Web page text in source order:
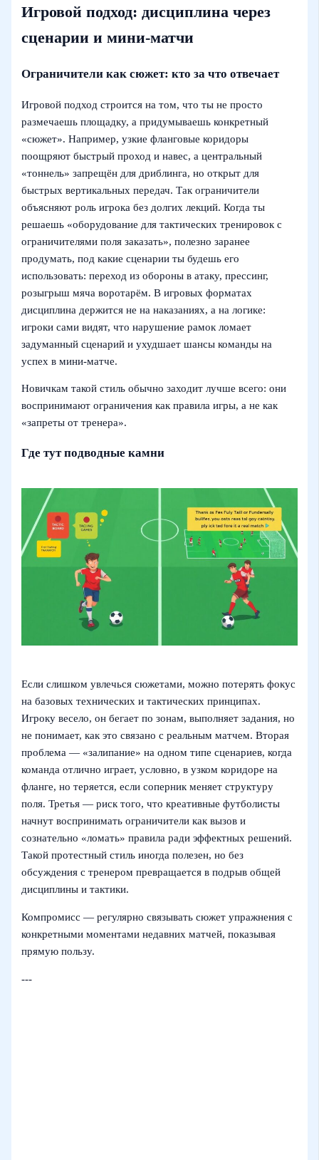
Игровой подход: дисциплина через
сценарии и мини-матчи
Ограничители как сюжет: кто за что отвечает
Игровой подход строится на том, что ты не просто
размечаешь площадку, а придумываешь конкретный
«сюжет». Например, узкие фланговые коридоры
поощряют быстрый проход и навес, а центральный
«тоннель» запрещён для дриблинга, но открыт для
быстрых вертикальных передач. Так ограничители
объясняют роль игрока без долгих лекций. Когда ты
решаешь «оборудование для тактических тренировок с
ограничителями поля заказать», полезно заранее
продумать, под какие сценарии ты будешь его
использовать: переход из обороны в атаку, прессинг,
розыгрыш мяча воротарём. В игровых форматах
дисциплина держится не на наказаниях, а на логике:
игроки сами видят, что нарушение рамок ломает
задуманный сценарий и ухудшает шансы команды на
успех в мини-матче.
Новичкам такой стиль обычно заходит лучше всего: они
воспринимают ограничения как правила игры, а не как
«запреты от тренера».
Где тут подводные камни
Если слишком увлечься сюжетами, можно потерять фокус
на базовых технических и тактических принципах.
Игроку весело, он бегает по зонам, выполняет задания, но
не понимает, как это связано с реальным матчем. Вторая
проблема — «залипание» на одном типе сценариев, когда
команда отлично играет, условно, в узком коридоре на
фланге, но теряется, если соперник меняет структуру
поля. Третья — риск того, что креативные футболисты
начнут воспринимать ограничители как вызов и
сознательно «ломать» правила ради эффектных решений.
Такой протестный стиль иногда полезен, но без
обсуждения с тренером превращается в подрыв общей
дисциплины и тактики.
Компромисс — регулярно связывать сюжет упражнения с
конкретными моментами недавних матчей, показывая
прямую пользу.
---